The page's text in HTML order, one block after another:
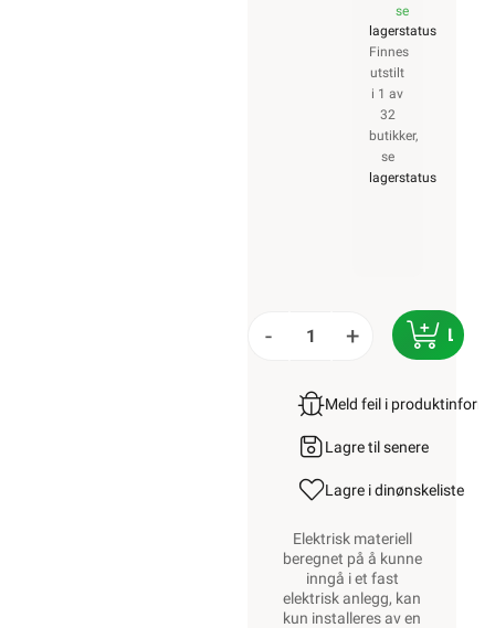
se
lagerstatus
Finnes
utstilt
i 1 av
32
butikker,
se
lagerstatus
- +
Meld feil i
Lagre til senere
Lagre i dinønskeliste
Elektrisk materiell
beregnet på å kunne
inngå i et fast
elektrisk anlegg, kan
kun installeres av en